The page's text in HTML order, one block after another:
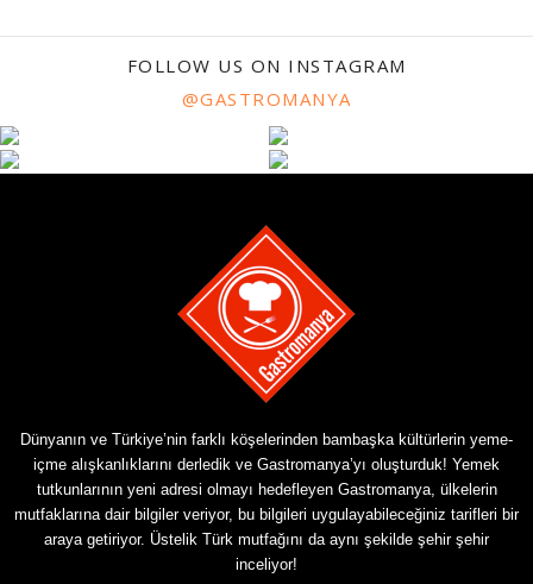
FOLLOW US ON INSTAGRAM
@GASTROMANYA
Dünyanın ve Türkiye’nin farklı köşelerinden bambaşka kültürlerin yeme-
içme alışkanlıklarını derledik ve Gastromanya’yı oluşturduk! Yemek
tutkunlarının yeni adresi olmayı hedefleyen Gastromanya, ülkelerin
mutfaklarına dair bilgiler veriyor, bu bilgileri uygulayabileceğiniz tarifleri bir
araya getiriyor. Üstelik Türk mutfağını da aynı şekilde şehir şehir
inceliyor!